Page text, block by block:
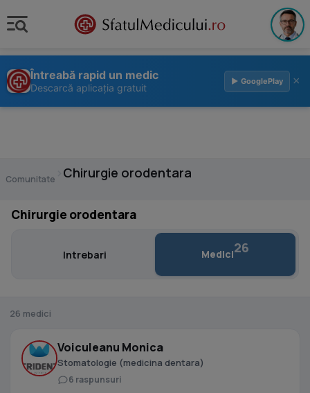
Întreabă rapid un medic
Descarcă aplicația gratuit
▶ GooglePlay ×
Comunitate Chirurgie orodentara
Chirurgie orodentara
Intrebari Medici26
26 medici
Voiculeanu Monica
Stomatologie (medicina dentara)
6 raspunsuri